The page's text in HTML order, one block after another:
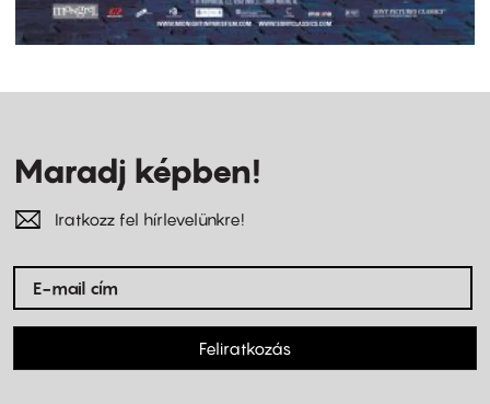
Maradj képben!
Iratkozz fel hírlevelünkre!
Feliratkozás